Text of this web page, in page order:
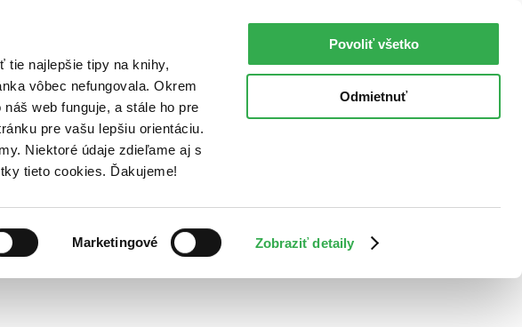
tie najlepšie tipy na knihy,
vôbec nefungovala. Okrem
web funguje, a stále ho pre
pre vašu lepšiu orientáciu.
Niektoré údaje zdieľame aj s
tieto cookies. Ďakujeme!
Marketingové Zobraziť detaily
Povoliť všetko
Odmietnuť